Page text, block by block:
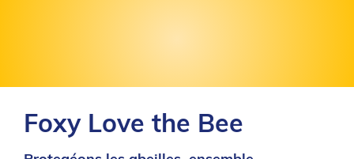
Foxy Love the Bee